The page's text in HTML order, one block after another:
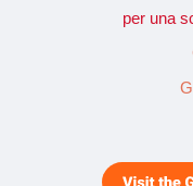
per una